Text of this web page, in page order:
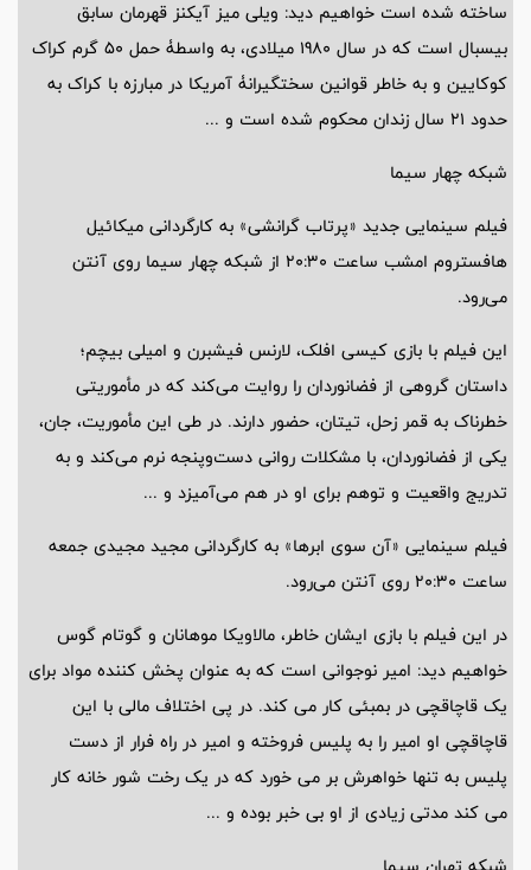
ساخته شده است خواهیم دید: ویلی میز آیکنز قهرمان سابق
بیسبال است که در سال 1980 میلادی، به واسطۀ حمل 50 گرم کراک
کوکایین و به خاطر قوانین سختگیرانۀ آمریکا در مبارزه با کراک به
حدود 21 سال زندان محکوم شده است و ...
شبکه چهار سیما
فیلم سینمایی جدید «پرتاب گرانشی» به کارگردانی میکائیل
هافستروم امشب ساعت 20:30 از شبکه چهار سیما روی آنتن
می‌رود.
این فیلم با بازی کیسی افلک، لارنس فیشبرن و امیلی بیچم؛
داستان گروهی از فضانوردان را روایت می‌کند که در مأموریتی
خطرناک به قمر زحل، تیتان، حضور دارند. در طی این مأموریت، جان،
یکی از فضانوردان، با مشکلات روانی دست‌وپنجه نرم می‌کند و به
تدریج واقعیت و توهم برای او در هم می‌آمیزد و ...
فیلم سینمایی «آن سوی ابرها» به کارگردانی مجید مجیدی جمعه
ساعت 20:30 روی آنتن می‌رود.
در این فیلم با بازی ایشان خاطر، مالاویکا موهانان و گوتام گوس
خواهیم دید: امیر نوجوانی است که به عنوان پخش کننده مواد برای
یک قاچاقچی در بمبئی کار می کند. در پی اختلاف مالی با این
قاچاقچی او امیر را به پلیس فروخته و امیر در راه فرار از دست
پلیس به تنها خواهرش بر می خورد که در یک رخت شور خانه کار
می کند مدتی زیادی از او بی خبر بوده و ...